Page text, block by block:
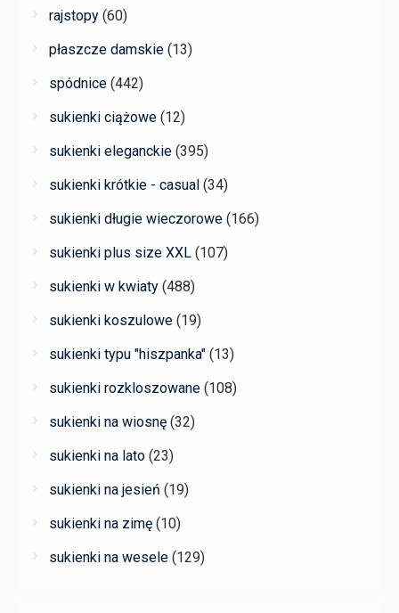
rajstopy (60)
płaszcze damskie (13)
spódnice (442)
sukienki ciążowe (12)
sukienki eleganckie (395)
sukienki krótkie - casual (34)
sukienki długie wieczorowe (166)
sukienki plus size XXL (107)
sukienki w kwiaty (488)
sukienki koszulowe (19)
sukienki typu "hiszpanka" (13)
sukienki rozkloszowane (108)
sukienki na wiosnę (32)
sukienki na lato (23)
sukienki na jesień (19)
sukienki na zimę (10)
sukienki na wesele (129)